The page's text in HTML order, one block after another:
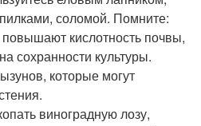
соломой. Помните:
кислотность почвы,
сохранности культуры.
которые могут
виноградную лозу,